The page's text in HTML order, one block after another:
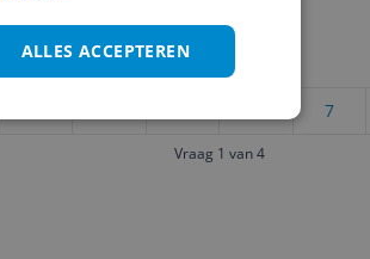
dit product?
7
Vraag 1 van 4
ALLES ACCEPTEREN